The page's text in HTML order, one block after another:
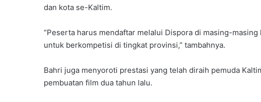
dan kota se-Kaltim.
“Peserta harus mendaftar melalui Dispora di masing-
untuk berkompetisi di tingkat provinsi,” tambahnya.
Bahri juga menyoroti prestasi yang telah diraih pemuda
pembuatan film dua tahun lalu.